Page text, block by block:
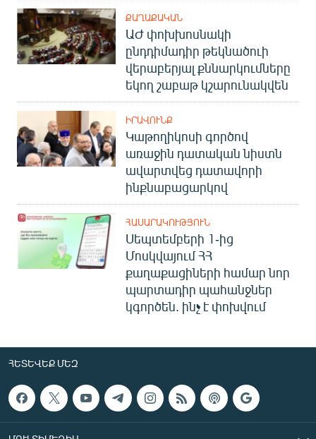
ՔԱՂԱՔԱԿԱՆ
ԱԺ փոխխոսնակի
ընդդիմադիր թեկնածուի
վերաբերյալ քննարկումները
եկող շաբաթ կշարունակվեն
ԻՐԱՎՈՒՆՔ
Կաթողիկոսի գործով
առաջին դատական նիստն
ավարտվեց դատավորի
ինքնաբացարկով
ՀԱՍԱՐԱԿՈՒԹՅՈՒՆ
Սեպտեմբերի 1-ից
Մոսկվայում ՀՀ
քաղաքացիների համար նոր
պարտադիր պահանջներ
կգործեն. ինչ է փոխվում
ՀԵՏԵՎԵՔ ՄԵԶ